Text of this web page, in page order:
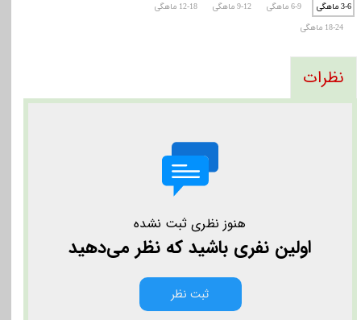
3-6 ماهگی 6-9 ماهگی 9-12 ماهگی
12-18 ماهگی
18-24 ماهگی
نظرات
هنوز نظری ثبت نشده
اولین نفری باشید که نظر می‌دهید
ثبت نظر